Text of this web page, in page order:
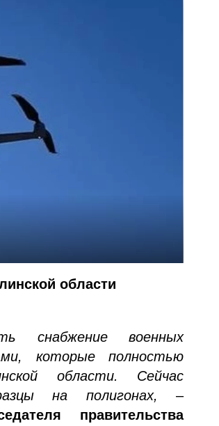
области
снабжение военных
которые полностью
области. Сейчас
на полигонах, –
правительства